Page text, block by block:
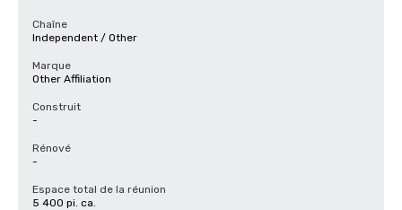
Chaîne
Independent / Other
Marque
Other Affiliation
Construit
-
Rénové
-
Espace total de la réunion
5 400 pi. ca.